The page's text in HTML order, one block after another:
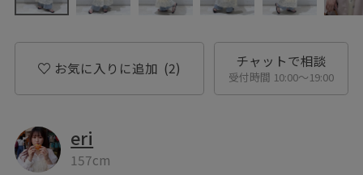
お気に入りに追加 (2) チャットで相談
受付時間 10:00〜19:00
eri
157cm